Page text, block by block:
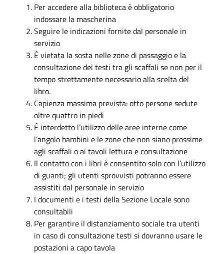
Per accedere alla biblioteca è obbligatorio
indossare la mascherina
Seguire le indicazioni fornite dal personale in
servizio
È vietata la sosta nelle zone di passaggio e la
consultazione dei testi tra gli scaffali se non per il
tempo strettamente necessario alla scelta del
libro.
Capienza massima prevista: otto persone sedute
oltre quattro in piedi
È interdetto l’utilizzo delle aree interne come
l’angolo bambini e le zone che non siano prossime
agli scaffali o ai tavoli lettura e consultazione
Il contatto con i libri è consentito solo con l’utilizzo
di guanti; gli utenti sprovvisti potranno essere
assistiti dal personale in servizio
I documenti e i testi della Sezione Locale sono
consultabili
Per garantire il distanziamento sociale tra utenti
in caso di consultazione testi si dovranno usare le
postazioni a capo tavola